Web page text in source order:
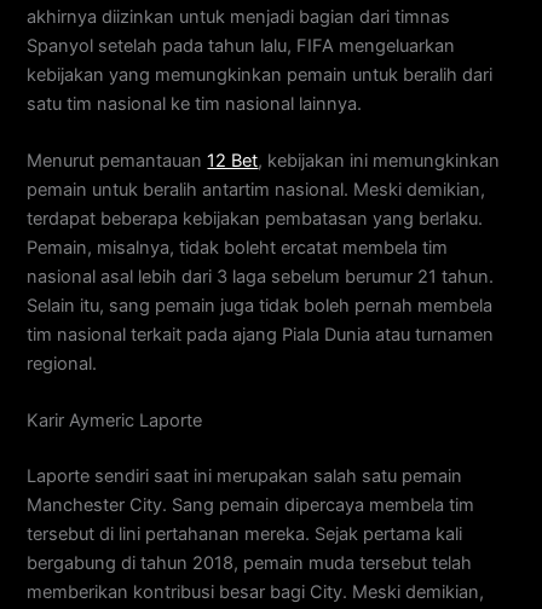
akhirnya diizinkan untuk menjadi bagian dari timnas
Spanyol setelah pada tahun lalu, FIFA mengeluarkan
kebijakan yang memungkinkan pemain untuk beralih dari
satu tim nasional ke tim nasional lainnya.
Menurut pemantauan12 Bet, kebijakan ini memungkinkan
pemain untuk beralih antartim nasional. Meski demikian,
terdapat beberapa kebijakan pembatasan yang berlaku.
Pemain, misalnya, tidak boleht ercatat membela tim
nasional asal lebih dari 3 laga sebelum berumur 21 tahun.
Selain itu, sang pemain juga tidak boleh pernah membela
tim nasional terkait pada ajang Piala Dunia atau turnamen
regional.
Karir Aymeric Laporte
Laporte sendiri saat ini merupakan salah satu pemain
Manchester City. Sang pemain dipercaya membela tim
tersebut di lini pertahanan mereka. Sejak pertama kali
bergabung di tahun 2018, pemain muda tersebut telah
memberikan kontribusi besar bagi City. Meski demikian,